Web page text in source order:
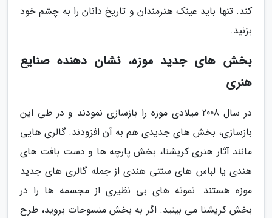
کند. تنها باید عینک هنرمندان و تاریخ دانان را به چشم خود
بزنید.
بخش های جدید موزه، نشان دهنده صنایع
هنری
در سال 2008 میلادی موزه را بازسازی نمودند و در طی این
بازسازی، بخش های جدیدی هم به آن افزودند. گالری هایی
مانند آثار هنری کریشنا، بخش پارچه ها و دست بافت های
هندی یا لباس های سنتی هندی از جمله گالری های جدید
موزه هستند. نمونه های بی نظیری از مجسمه ها را در
بخش کریشنا می بینید. اگر به بخش منسوجات بروید، طرح